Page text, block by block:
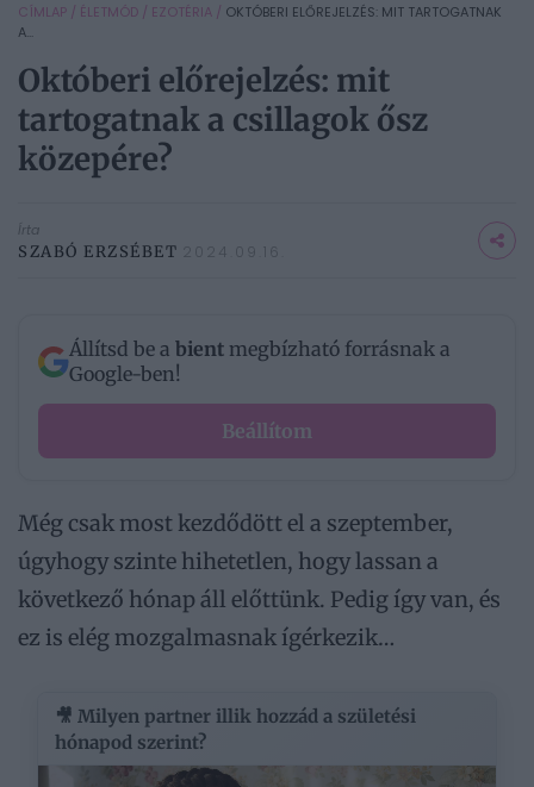
CÍMLAP / ÉLETMÓD / EZOTÉRIA / OKTÓBERI ELŐREJELZÉS: MIT TARTOGATNAK
A...
Októberi előrejelzés: mit
tartogatnak a csillagok ősz
közepére?
Írta
SZABÓ ERZSÉBET 2024.09.16.
Állítsd be a bient megbízható forrásnak a
Google-ben!
Beállítom
Még csak most kezdődött el a szeptember,
úgyhogy szinte hihetetlen, hogy lassan a
következő hónap áll előttünk. Pedig így van, és
ez is elég mozgalmasnak ígérkezik…
🎥 Milyen partner illik hozzád a születési
hónapod szerint?